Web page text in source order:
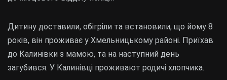
Дитину доставили, обігріли та встановили, що йому 8
років, він проживає у Хмельницькому районі. Приїхав
до Калинівки з мамою, та на наступний день
загубився. У Калинівці проживают родичі хлопчика.